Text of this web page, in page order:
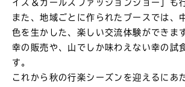
イズ＆ガールズファッションショー」も
また、地域ごとに作られたブースでは、
色を生かした、楽しい交流体験ができま
幸の販売や、山でしか味わえない幸の試
す。
これから秋の行楽シーズンを迎えるにあ